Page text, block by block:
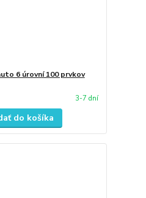
6 úrovní 100 prvkov
3-7 dní
do košíka